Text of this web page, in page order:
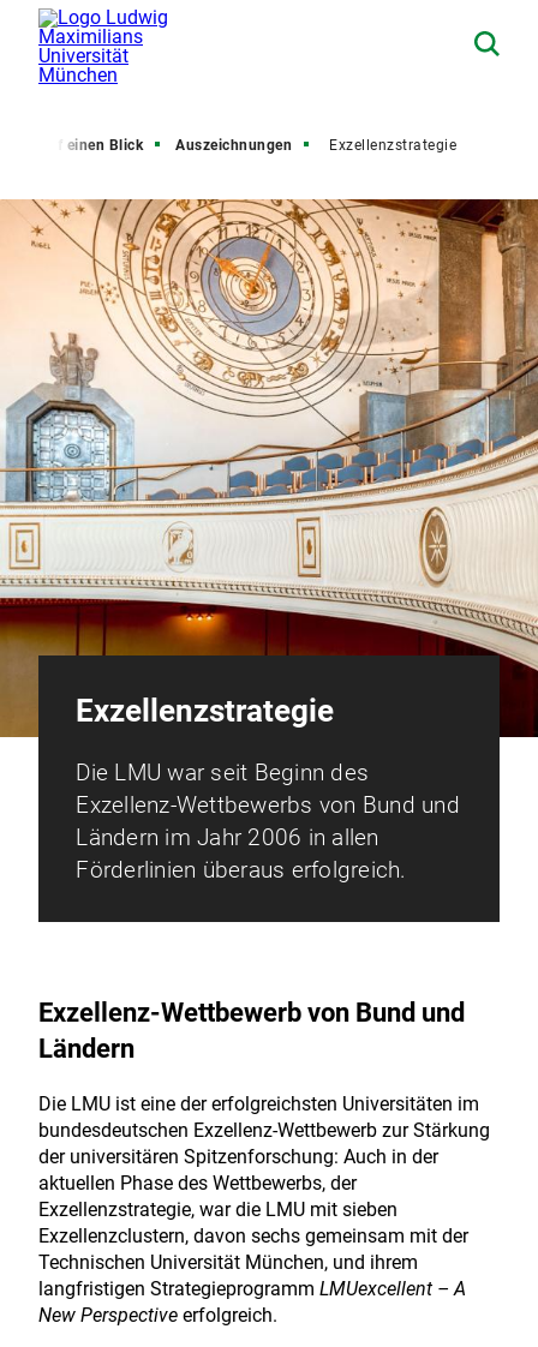
LMU auf einen Blick Auszeichnungen Exzellenzstrategie
Exzellenzstrategie
Die LMU war seit Beginn des
Exzellenz-Wettbewerbs von Bund und
Ländern im Jahr 2006 in allen
Förderlinien überaus erfolgreich.
Exzellenz-Wettbewerb von Bund und
Ländern
Die LMU ist eine der erfolgreichsten Universitäten im
bundesdeutschen Exzellenz-Wettbewerb zur Stärkung
der universitären Spitzenforschung: Auch in der
aktuellen Phase des Wettbewerbs, der
Exzellenzstrategie, war die LMU mit sieben
Exzellenzclustern, davon sechs gemeinsam mit der
Technischen Universität München, und ihrem
langfristigen Strategieprogramm LMUexcellent – A
New Perspective erfolgreich.